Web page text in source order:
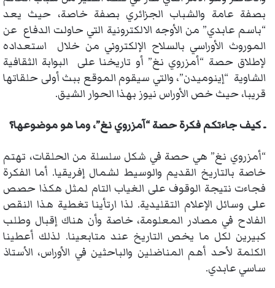
بصفة عامة والشباب الجزائري بصفة خاصة، حيث يعد
“باسم عابدي” من الأوجه الالكترونية التي حاولت الدفاع عن
الموروث الأوراسي بالسلاح الإلكتروني من خلال استعداده
لإطلاق حصة “أمزروي نغ” أو تاريخنا على البوابة الثقافية
الشاوية “إينوميدن”، والتي سيقوم الموقع ببث أولى حلقاتها
قريبا، حيث خص الأوراس نيوز بهذا الحوار الشيق.
ـ كيف جاءتكم فكرة حصة “آمزروي نغ”، وما هو موضوعها؟
“أمزروي نغ” هي حصة في شكل سلسلة من الحلقات، تهتم
خاصة بالتاريخ القديم والوسيط لشمال إفريقيا. أما الفكرة
فجاءت نتيجة الوقوف على الغياب التام لمثل هكذا حصص
على وسائل الإعلام التقليدية. لذا ارتأينا تغطية هذا النقص
الفادح في مصادر المعلومة، خاصة وأن هناك إقبال وطلب
كبيرين لكل ما يخص التاريخ عند متابعينا. لذلك أعطينا
الكلمة لأحد أهم المناضلين والباحثين في الأوراس، الأستاذ
ساسي عابدي.